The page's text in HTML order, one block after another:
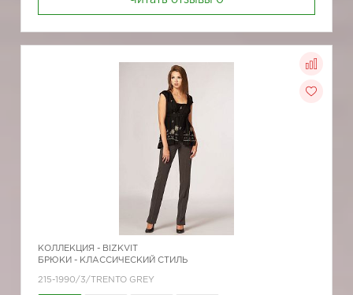
КОЛЛЕКЦИЯ - BIZKVIT
БРЮКИ - КЛАССИЧЕСКИЙ СТИЛЬ
215-1990/3/TRENTO GREY